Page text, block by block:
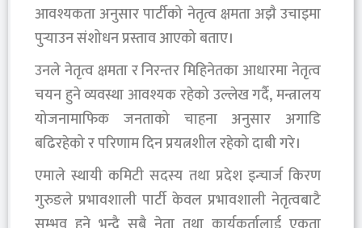
आवश्यकता अनुसार पार्टीको नेतृत्व क्षमता अझै उचाइमा
पुर्‍याउन संशोधन प्रस्ताव आएको बताए।
उनले नेतृत्व क्षमता र निरन्तर मिहिनेतका आधारमा नेतृत्व
चयन हुने व्यवस्था आवश्यक रहेको उल्लेख गर्दै, मन्त्रालय
योजनामाफिक जनताको चाहना अनुसार अगाडि
बढिरहेको र परिणाम दिन प्रयत्नशील रहेको दाबी गरे।
एमाले स्थायी कमिटी सदस्य तथा प्रदेश इन्चार्ज किरण
गुरुङले प्रभावशाली पार्टी केवल प्रभावशाली नेतृत्वबाटै